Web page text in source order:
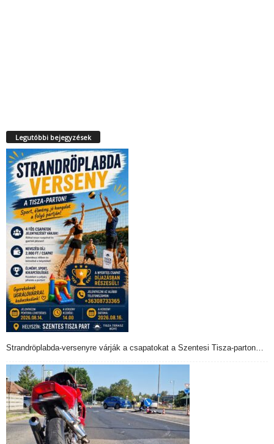
Legutóbbi bejegyzések
Strandröplabda-versenyre várják a csapatokat a Szentesi Tisza-parton…